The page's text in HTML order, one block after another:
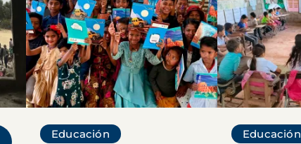
Educación Educación